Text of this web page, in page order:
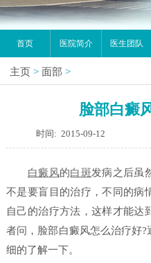
首页 医院简介 医生团队
主页 > 面部 >
脸部白癜
时间: 2015-09-12
白癜风的白斑发病之后虽
不是要盲目的治疗，不同的病
自己的治疗方法，这样才能达
者问，脸部白癜风怎么治疗好
细的了解一下。